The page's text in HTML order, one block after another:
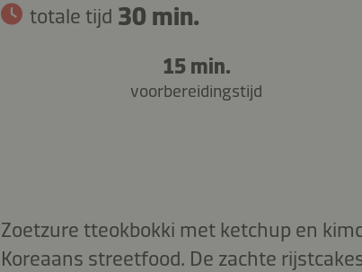
totale tijd 30 min.
15 min.
voorbereidingstijd
Zoetzure tteokbokki met ketchup en
Koreaans streetfood. De zachte